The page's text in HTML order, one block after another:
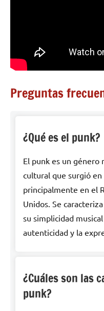
Preguntas
¿Qué es el punk?
El punk es un
cultural que surgió en
principalmente en el
Unidos. Se
su simplicidad
autenticidad y la
¿Cuáles son las
punk?